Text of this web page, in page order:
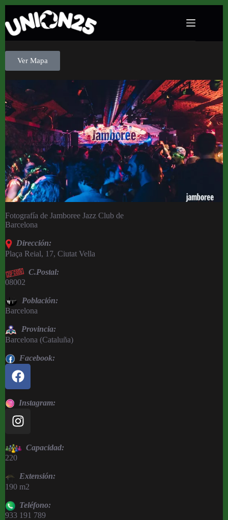
Salas
Jamboree Jazz Club
Ver Mapa
Fotografía de Jamboree Jazz Club de
Barcelona
Dirección:
Plaça Reial, 17, Ciutat Vella
C.Postal:
08002
Población:
Barcelona
Provincia:
Barcelona (Cataluña)
Facebook:
Instagram:
Capacidad:
220
Extensión:
190 m2
Teléfono:
933 191 789